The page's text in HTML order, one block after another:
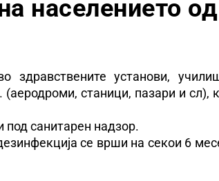
населението од
здравствените установи,
(аеродроми, станици, пазари и сл),
под санитарен надзор.
се врши на секои 6